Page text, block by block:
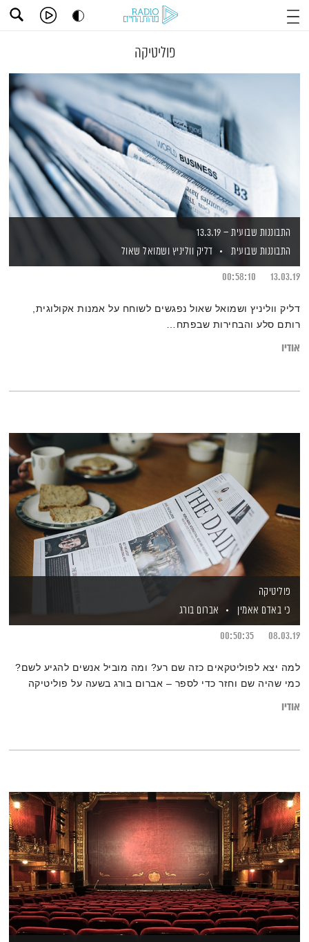
פוליטיקה
התבוננות שבועית – 13.3.19
התבוננות שבועית
דליק ווליניץ ושמואל שאול
13.03.19
00:58:10
דליק ווליניץ ושמואל שאול נפגשים לשוחח על אמנות אקולוגית,
רותם סלע והבחירות שבפתח…
אודיו
פוליטיקה
כי באדם אאמין
אברום בורג
08.03.19
00:50:35
למה יצא לפוליטקאים כזה שם רע? ומה מוביל אנשים להגיע לשם?
כמי שהיה שם וחזר כדי לספר – אברום בורג בשעה על פוליטיקה
אודיו